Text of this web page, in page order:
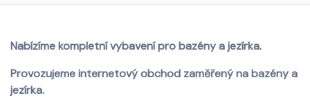
Nabízíme kompletní vybavení pro bazény a jezírka.
Provozujeme internetový obchod zaměřený na bazény a
jezírka.